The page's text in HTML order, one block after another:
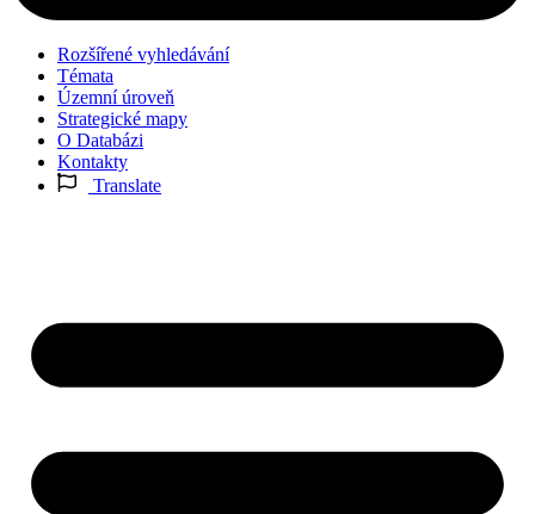
Rozšířené vyhledávání
Témata
Územní úroveň
Strategické mapy
O Databázi
Kontakty
Translate